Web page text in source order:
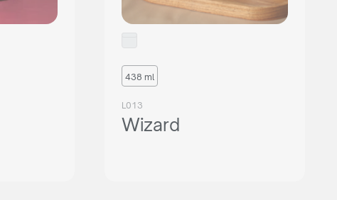
438 ml
L013
Wizard